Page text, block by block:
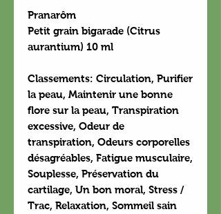
Pranarôm
Petit grain bigarade (Citrus
aurantium) 10 ml
Classements: Circulation, Purifier
la peau, Maintenir une bonne
flore sur la peau, Transpiration
excessive, Odeur de
transpiration, Odeurs corporelles
désagréables, Fatigue musculaire,
Souplesse, Préservation du
cartilage, Un bon moral, Stress /
Trac, Relaxation, Sommeil sain